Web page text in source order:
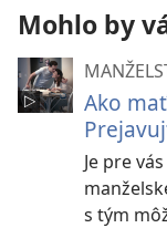
Mohlo by
Ako
Je pre
s tým